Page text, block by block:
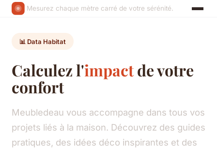
Mesurez chaque mètre carré de votre sérénité.
📊 Data Habitat
Calculez l'impactde votre
confort
Meubledeau vous accompagne dans tous vos
projets liés à la maison. Découvrez des guides
pratiques, des idées déco inspirantes et des